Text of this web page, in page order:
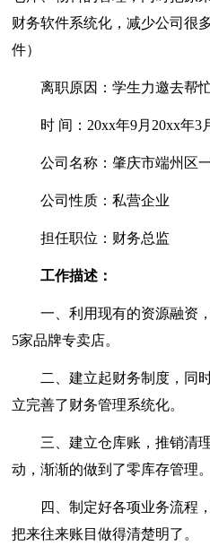
财务软件系统化，减少公司很
件）
离职原因：学生力邀去帮
时 间：20xx年9月20xx年3
公司名称：肇庆市端州区一
公司性质：私营企业
担任职位：财务总监
工作描述：
一、利用现有的资源融资，
5家品牌专卖店。
二、建立起财务制度，同时
立完善了财务管理系统化。
三、建立仓库账，推销清理
动，渐渐的做到了零库存管理。
四、制定好各项业务流程，
把来往来账目做得清楚明了。